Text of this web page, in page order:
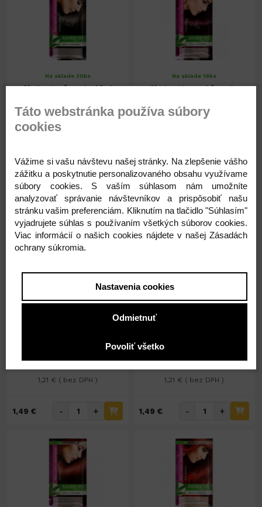
Na sklade 30ks
Marion ton.šampón 40ml
1,49 € - +
Na sklade 18ks
Marion tónovací šampón
1,49 € - +
Na sklade 24ks
1,49 €
1,21 € ( bez DPH )
1,49 € - +
Na sklade 18ks
Marion tónovací šampón
1,49 €
1,21 € ( bez DPH )
1,49 € - +
Táto webstránka používa súbory
cookies
Vážime si vašu návštevu našej stránky. Na zlepšenie vášho
zážitku a poskytnutie personalizovaného obsahu využívame
súbory cookies. S vaším súhlasom nám umožníte
analyzovať správanie návštevníkov a prispôsobiť našu
stránku vašim preferenciám. Kliknutím na tlačidlo "Súhlasím"
vyjadrujete súhlas s používaním všetkých súborov cookies.
Viac informácií o našich cookies nájdete v našej Zásadách
ochrany súkromia.
Nastavenia cookies
Odmietnuť
Povoliť všetko